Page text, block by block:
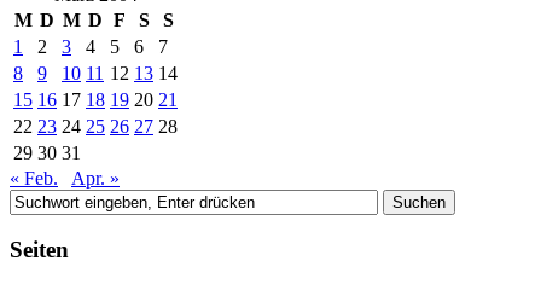
M D M D F S
S
1
2 3 4 5 6
7
8
9 10 11 12 13 14
15 16 17 18 19 20 21
22 23 24 25 26 27 28
29 30 31
« Feb.
Apr. »
Seiten